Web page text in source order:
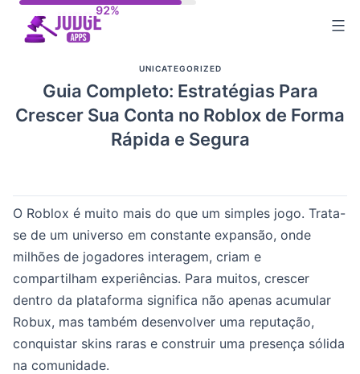
UNICATEGORIZED
Guia Completo: Estratégias Para
Crescer Sua Conta no Roblox de Forma
Rápida e Segura
O Roblox é muito mais do que um simples jogo. Trata-
se de um universo em constante expansão, onde
milhões de jogadores interagem, criam e
compartilham experiências. Para muitos, crescer
dentro da plataforma significa não apenas acumular
Robux, mas também desenvolver uma reputação,
conquistar skins raras e construir uma presença sólida
na comunidade.